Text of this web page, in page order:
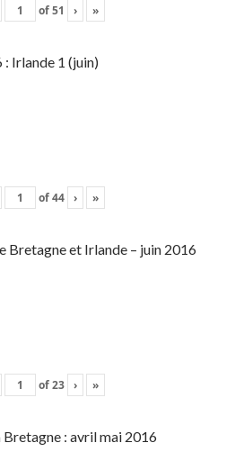
of51 › »
: Irlande 1 (juin)
of44 › »
Bretagne et Irlande – juin 2016
of23 › »
Bretagne : avril mai 2016